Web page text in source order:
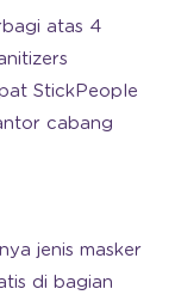
atas 4
StickPeople
cabang
jenis masker
di bagian